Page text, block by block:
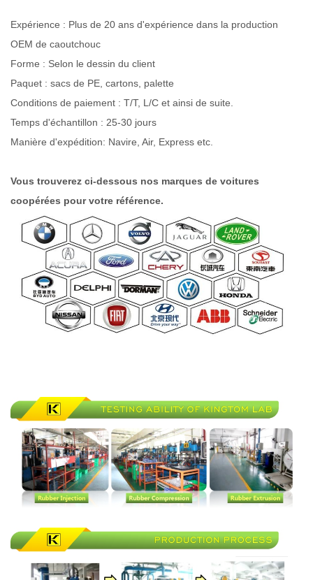
Expérience : Plus de 20 ans d'expérience dans la production
OEM de caoutchouc
Forme : Selon le dessin du client
Paquet : sacs de PE, cartons, palette
Conditions de paiement : T/T, L/C et ainsi de suite.
Temps d'échantillon : 25-30 jours
Manière d'expédition: Navire, Air, Express etc.
Vous trouverez ci-dessous nos marques de voitures
coopérées pour votre référence.